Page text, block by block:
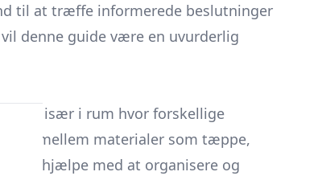
til at træffe informerede beslutninger
denne guide være en uvurderlig
især i rum hvor forskellige
mellem materialer som tæppe,
kan hjælpe med at organisere og